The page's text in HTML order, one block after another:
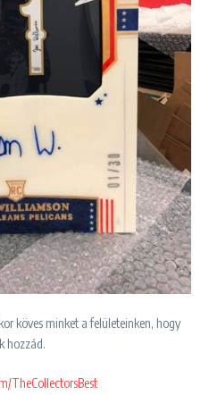
köves minket a felületeinken, hogy
hozzád.
TheCollectorsBest